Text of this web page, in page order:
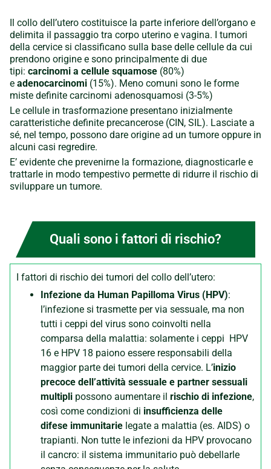
Il collo dell’utero costituisce la parte inferiore dell’organo e
delimita il passaggio tra corpo uterino e vagina. I tumori
della cervice si classificano sulla base delle cellule da cui
prendono origine e sono principalmente di due
tipi: carcinomi a cellule squamose (80%)
e adenocarcinomi (15%). Meno comuni sono le forme
miste definite carcinomi adenosquamosi (3-5%)
Le cellule in trasformazione presentano inizialmente
caratteristiche definite precancerose (CIN, SIL). Lasciate a
sé, nel tempo, possono dare origine ad un tumore oppure in
alcuni casi regredire.
E’ evidente che prevenirne la formazione, diagnosticarle e
trattarle in modo tempestivo permette di ridurre il rischio di
sviluppare un tumore.
Quali sono i fattori di rischio?
I fattori di rischio dei tumori del collo dell’utero:
Infezione da Human Papilloma Virus (HPV):
l’infezione si trasmette per via sessuale, ma non
tutti i ceppi del virus sono coinvolti nella
comparsa della malattia: solamente i ceppi HPV
16 e HPV 18 paiono essere responsabili della
maggior parte dei tumori della cervice. L’inizio
precoce dell’attività sessuale e partner sessuali
multipli possono aumentare il rischio di infezione,
così come condizioni di insufficienza delle
difese immunitarie legate a malattia (es. AIDS) o
trapianti. Non tutte le infezioni da HPV provocano
il cancro: il sistema immunitario può debellarle